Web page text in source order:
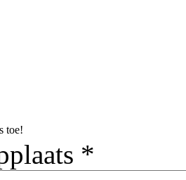
toe!
*